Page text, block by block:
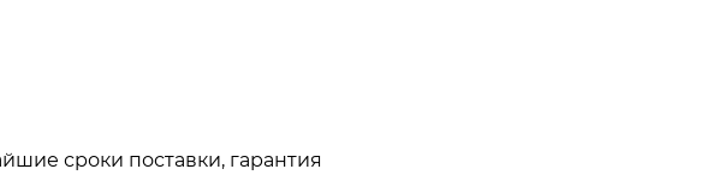
сроки поставки, гарантия